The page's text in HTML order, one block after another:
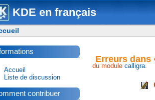
KDE en français
Erreurs dans
du modulecalligra.
Accueil
Liste de discussion
contribuer